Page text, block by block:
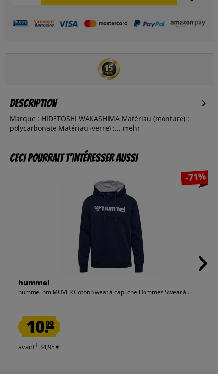
Description
Marque : HIDETOSHI WAKASHIMA Matériau (monture) :
polycarbonate Matériau (verre) :... mehr
Ceci pourrait t’intéresser aussi
-71%
hummel
hummel hmlMOVER Coton Sweat à capuche Hommes Sweat à...
10.00
avant1 34,95 €